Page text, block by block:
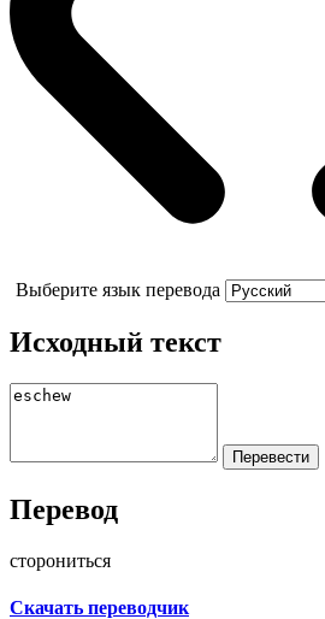
Выберите язык перевода
Исходный текст
Перевод
сторониться
Скачать переводчик